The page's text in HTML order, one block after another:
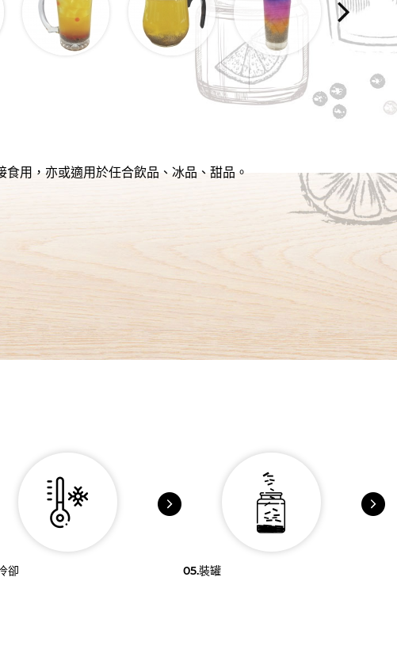
食用，亦或適用於任合飲品、冰品、甜品。
卻 05.裝罐